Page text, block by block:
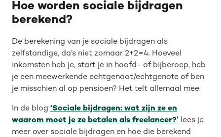
Hoe worden sociale bijdragen
berekend?
De berekening van je sociale bijdragen als
zelfstandige, da’s niet zomaar 2+2=4. Hoeveel
inkomsten heb je, start je in hoofd- of bijberoep, heb
je een meewerkende echtgenoot/echtgenote of ben
je misschien al op pensioen? Het telt allemaal mee.
In de blog ‘Sociale bijdragen: wat zijn ze en
waarom moet je ze betalen als freelancer?’ lees je
meer over sociale bijdragen en hoe die berekend